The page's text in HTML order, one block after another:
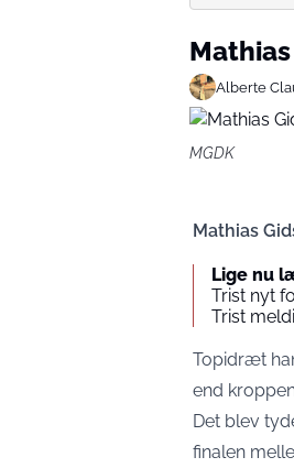
Alberte
MGDK
Mathias
Lige nu
Trist nyt
Trist
Topidræt
end
Det blev
finalen